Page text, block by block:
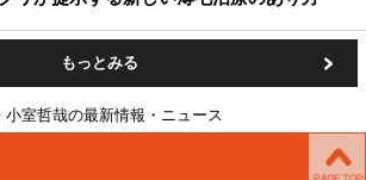
もっとみる
小室哲哉の最新情報・ニュース